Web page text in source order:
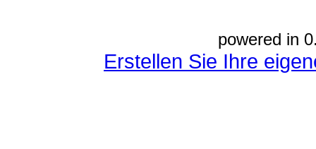
powered in
Erstellen Sie Ihre